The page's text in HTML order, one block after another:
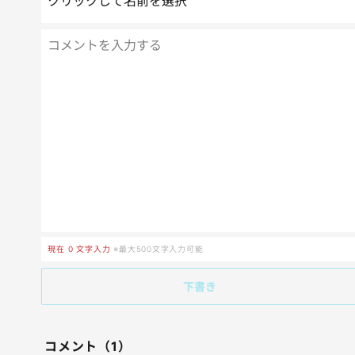
現在 0 文字入力 ※最大500文字入力可能
下書き
コメント（1）